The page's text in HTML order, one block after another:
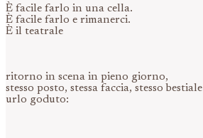
È facile farlo in una cella.
È facile farlo e rimanerci.
È il teatrale
ritorno in scena in pieno giorno,
stesso posto, stessa faccia, stesso bestiale
urlo goduto: